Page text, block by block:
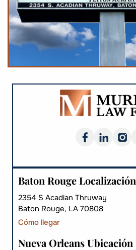
Baton Rouge Localización
2354 S Acadian Thruway
Baton Rouge, LA 70808
Cómo llegar
Nueva Orleans Ubicación